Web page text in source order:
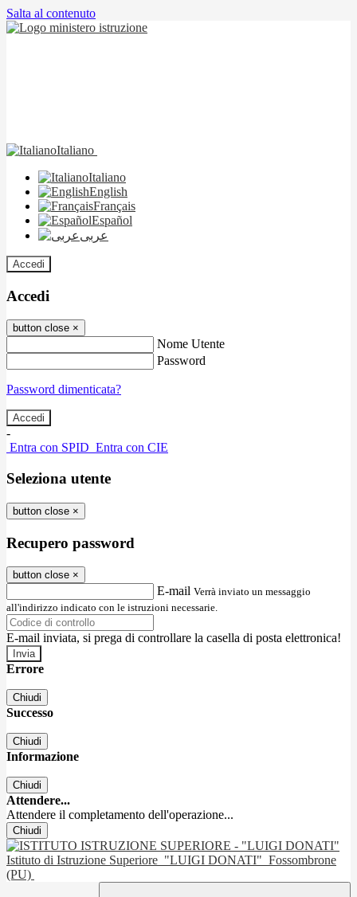
Salta al contenuto
Italiano
Italiano
English
Français
Español
عربى
Accedi
Accedi
button close ×
Nome Utente
Password
Password dimenticata?
-
Entra con SPID Entra con CIE
Seleziona utente
button close ×
Recupero password
button close ×
E-mail Verrà inviato un messaggio
all'indirizzo indicato con le istruzioni necessarie.
E-mail inviata, si prega di controllare la casella di posta elettronica!
Errore
Chiudi
Successo
Chiudi
Informazione
Chiudi
Attendere...
Attendere il completamento dell'operazione...
Chiudi
Istituto di Istruzione Superiore "LUIGI DONATI" Fossombrone
(PU)